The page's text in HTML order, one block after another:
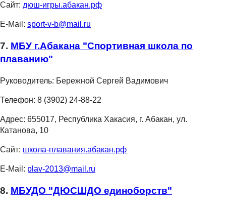
Сайт: дюш-игры.абакан.рф
E-Mail: sport-v-b@mail.ru
7. МБУ г.Абакана "Спортивная школа по
плаванию"
Руководитель: Бережной Сергей Вадимович
Телефон: 8 (3902) 24-88-22
Адрес: 655017, Республика Хакасия, г. Абакан, ул.
Катанова, 10
Сайт: школа-плавания.абакан.рф
E-Mail: plav-2013@mail.ru
8. МБУДО "ДЮСШДО единоборств"